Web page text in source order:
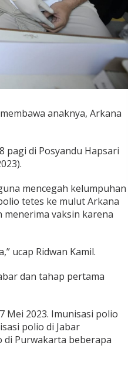
anaknya, Arkana
pagi di Posyandu Hapsari
mencegah kelumpuhan
tetes ke mulut Arkana
vaksin karena
ucap Ridwan Kamil.
dan tahap pertama
Mei 2023. Imunisasi polio
polio di Jabar
Purwakarta beberapa